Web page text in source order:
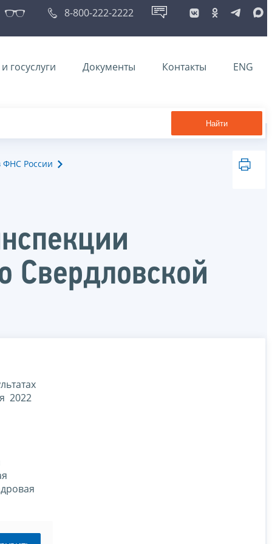
8-800-222-2222
госуслуги Документы Контакты ENG
Найти
ФНС России
Свердловской
2022